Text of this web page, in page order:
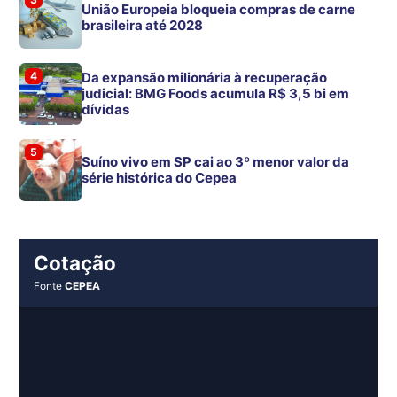
União Europeia bloqueia compras de carne
brasileira até 2028
4
Da expansão milionária à recuperação
judicial: BMG Foods acumula R$ 3,5 bi em
dívidas
5
Suíno vivo em SP cai ao 3º menor valor da
série histórica do Cepea
Cotação
FonteCEPEA